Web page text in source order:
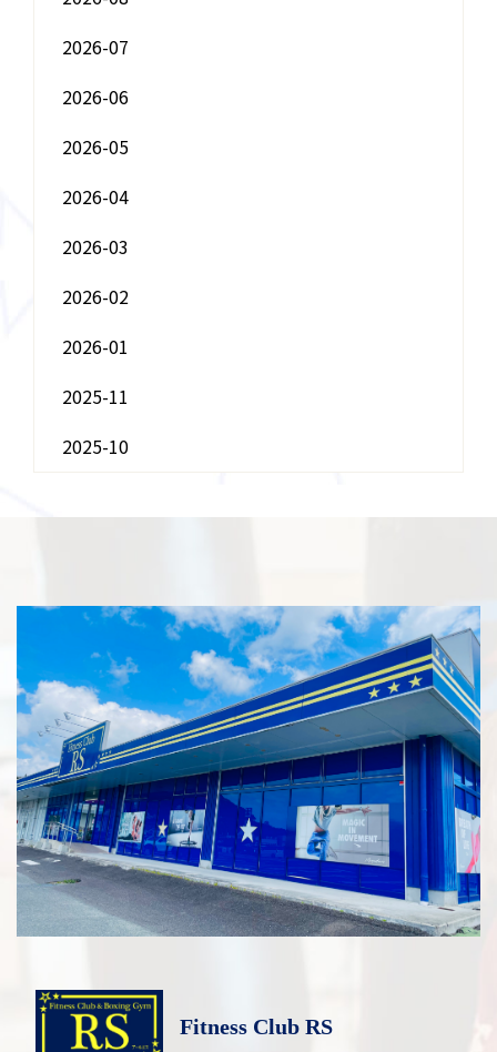
2026-07
2026-06
2026-05
2026-04
2026-03
2026-02
2026-01
2025-11
2025-10
Fitness Club RS